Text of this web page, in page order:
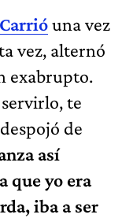
una vez
vez, alternó
exabrupto.
te
de
así
que yo era
iba a ser